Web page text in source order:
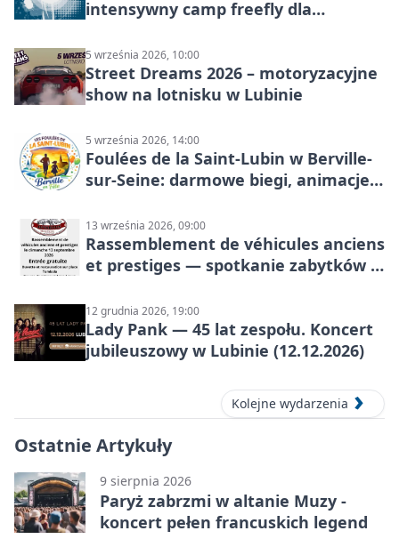
intensywny camp freefly dla
5 września 2026, 10:00
Street Dreams 2026 – motoryzacyjne
show na lotnisku w Lubinie
5 września 2026, 14:00
Foulées de la Saint-Lubin w Berville-
sur-Seine: darmowe biegi, animacje i
13 września 2026, 09:00
Rassemblement de véhicules anciens
et prestiges — spotkanie zabytków i
12 grudnia 2026, 19:00
Lady Pank — 45 lat zespołu. Koncert
jubileuszowy w Lubinie (12.12.2026)
Kolejne wydarzenia
Ostatnie Artykuły
9 sierpnia 2026
Paryż zabrzmi w altanie Muzy -
koncert pełen francuskich legend